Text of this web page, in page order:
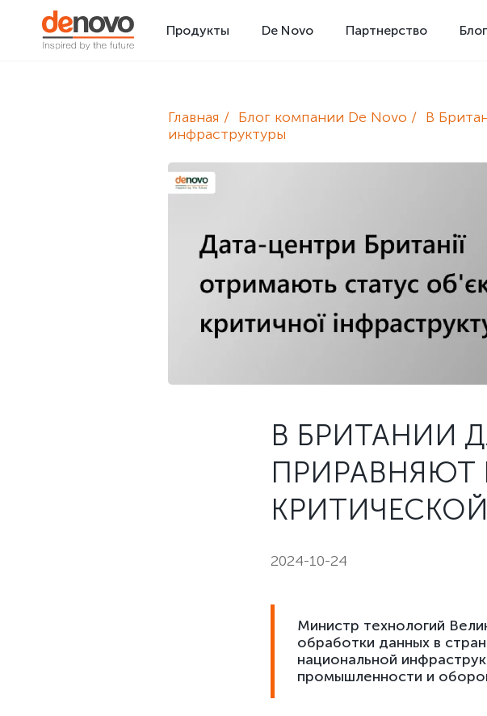
Продукты De Novo Партнерство Блог
Главная Блог компании De Novo
В
инфраструктуры
В БРИТАНИИ
ПРИРАВНЯЮТ
2024-10-24
Министр технологий
обработки данных в
национальной
промышленности и